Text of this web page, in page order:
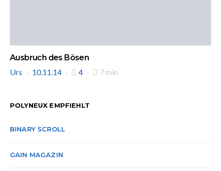
Ausbruch des Bösen
Urs
10.11.14 4 7 min
POLYNEUX EMPFIEHLT
BINARY SCROLL
GAIN MAGAZIN